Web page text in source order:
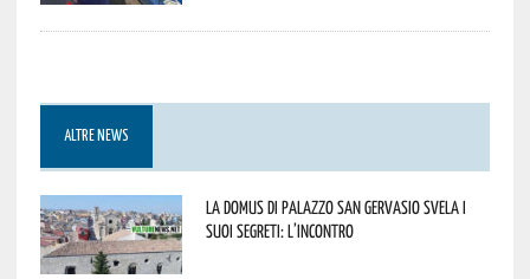
ALTRE NEWS
La Domus di Palazzo San Gervasio svela i
suoi segreti: l’incontro